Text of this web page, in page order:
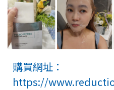
購買網址：
https://